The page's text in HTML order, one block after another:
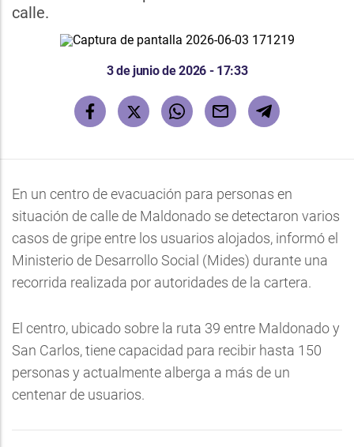
calle.
3 de junio de 2026 - 17:33
En un centro de evacuación para personas en
situación de calle de Maldonado se detectaron varios
casos de gripe entre los usuarios alojados, informó el
Ministerio de Desarrollo Social (Mides) durante una
recorrida realizada por autoridades de la cartera.
El centro, ubicado sobre la ruta 39 entre Maldonado y
San Carlos, tiene capacidad para recibir hasta 150
personas y actualmente alberga a más de un
centenar de usuarios.